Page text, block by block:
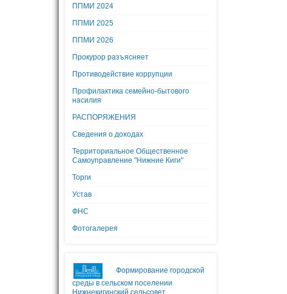
ППМИ 2024
ППМИ 2025
ППМИ 2026
Прокурор разъясняет
Противодействие коррупции
Профилактика семейно-бытового
насилия
РАСПОРЯЖЕНИЯ
Сведения о доходах
Территориальное Общественное
Самоуправление "Нижние Киги"
Торги
Устав
ФНС
Фотогалерея
Формирование городской
среды в сельском поселении
Нижнекигинский сельсовет